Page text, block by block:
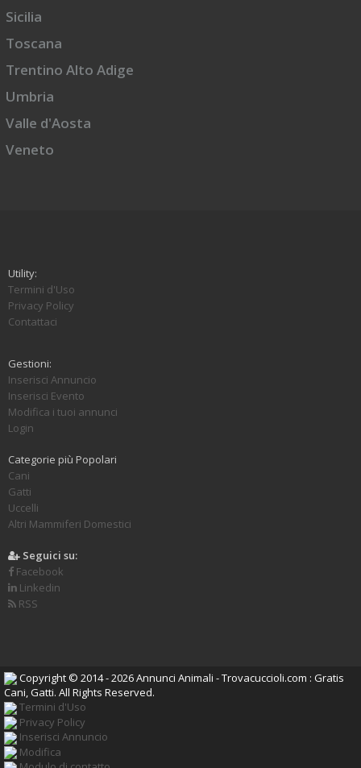
Sicilia
Toscana
Trentino Alto Adige
Umbria
Valle d'Aosta
Veneto
Utility:
Termini d'Uso
Privacy Policy
Contattaci
Gestioni:
Inserisci Annuncio
Inserisci Evento
Modifica i tuoi annunci
Login
Categorie più Popolari
Cani
Gatti
Uccelli
Altri Mammiferi Domestici
Seguici su:
Facebook
Linkedin
RSS
Copyright © 2014 - 2026 Annunci Animali - Trovacuccioli.com : Gratis
Cani, Gatti. All Rights Reserved.
Termini d'Uso
Privacy Policy
Inserisci Annuncio
Modifica